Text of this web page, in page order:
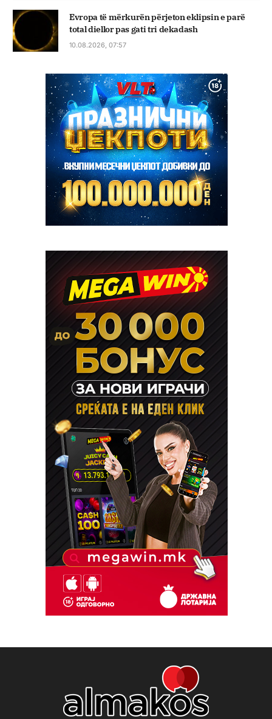
Evropa të mërkurën përjeton eklipsin e parë
total diellor pas gati tri dekadash
10.08.2026, 07:57